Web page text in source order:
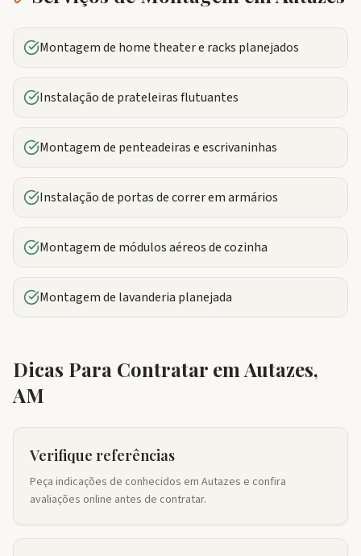
Montagem de home theater e racks planejados
Instalação de prateleiras flutuantes
Montagem de penteadeiras e escrivaninhas
Instalação de portas de correr em armários
Montagem de módulos aéreos de cozinha
Montagem de lavanderia planejada
Dicas Para Contratar em Autazes,
AM
Verifique referências
Peça indicações de conhecidos em Autazes e confira
avaliações online antes de contratar.